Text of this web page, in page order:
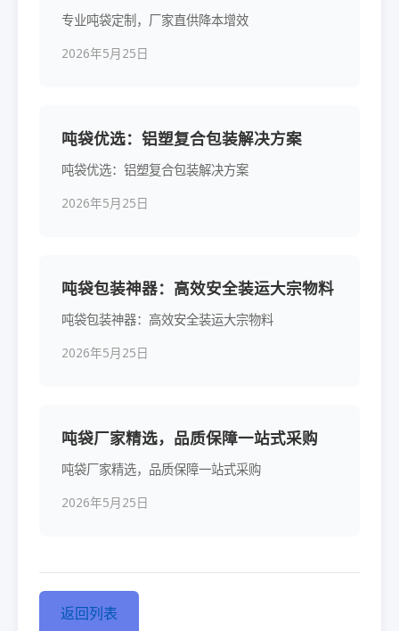
专业吨袋定制，厂家直供降本增效
2026年5月25日
吨袋优选：铝塑复合包装解决方案
吨袋优选：铝塑复合包装解决方案
2026年5月25日
吨袋包装神器：高效安全装运大宗物料
吨袋包装神器：高效安全装运大宗物料
2026年5月25日
吨袋厂家精选，品质保障一站式采购
吨袋厂家精选，品质保障一站式采购
2026年5月25日
返回列表